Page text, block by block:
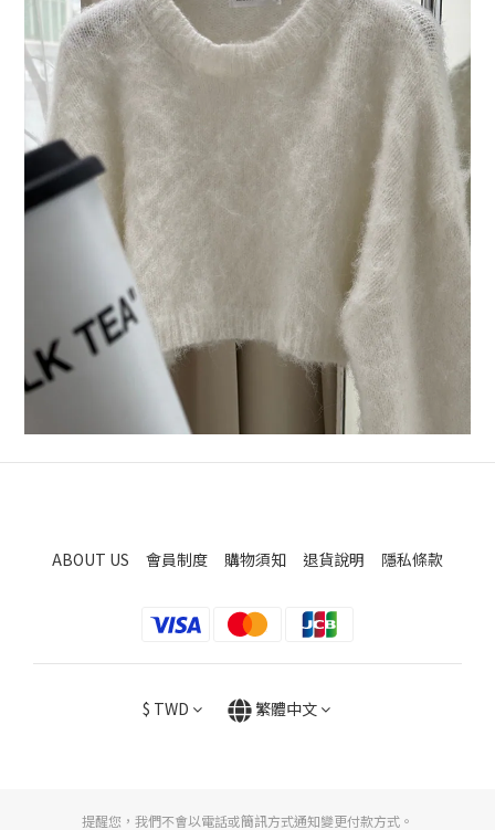
ABOUT US 會員制度 購物須知 退貨說明 隱私條款
$ TWD 繁體中文
提醒您，我們不會以電話或簡訊方式通知變更付款方式。